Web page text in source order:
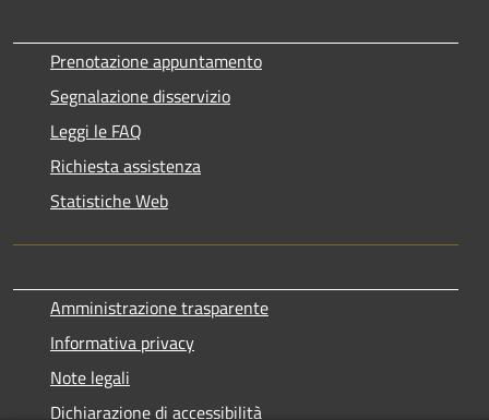
Prenotazione appuntamento
Segnalazione disservizio
Leggi le FAQ
Richiesta assistenza
Statistiche Web
Amministrazione trasparente
Informativa privacy
Note legali
Dichiarazione di accessibilità